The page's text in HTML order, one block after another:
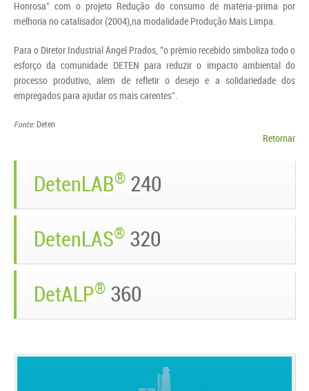
Honrosa" com o projeto Redução do consumo de matéria-prima por
melhoria no catalisador (2004),na modalidade Produção Mais Limpa.
Para o Diretor Industrial Ángel Prados, "o prêmio recebido simboliza todo o
esforço da comunidade DETEN para reduzir o impacto ambiental do
processo produtivo, além de refletir o desejo e a solidariedade dos
empregados para ajudar os mais carentes".
Fonte:Deten
Retornar
DetenLAB® 240
DetenLAS® 320
DetALP® 360